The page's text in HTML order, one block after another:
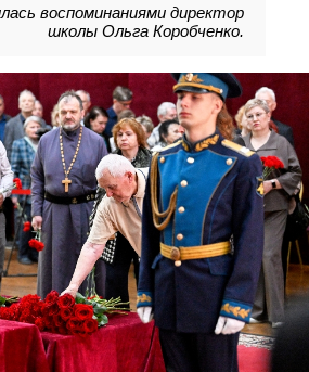
воспоминаниями директор
школы Ольга Коробченко.